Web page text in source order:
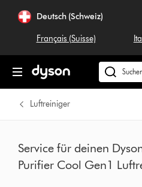
überspringenDeutsch (Schweiz)
Français (Suisse)
Dyson.ch
Luftreiniger
Service für deinen
Purifier Cool Gen1